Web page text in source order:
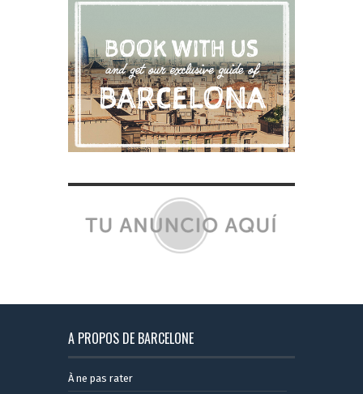
A PROPOS DE BARCELONE
À ne pas rater